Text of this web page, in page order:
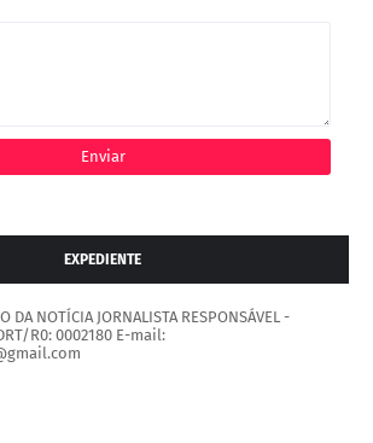
EXPEDIENTE
DA NOTÍCIA JORNALISTA RESPONSÁVEL -
R0: 0002180 E-mail: